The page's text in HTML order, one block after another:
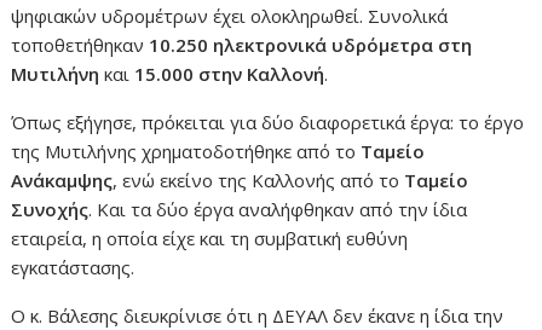
ψηφιακών υδρομέτρων έχει ολοκληρωθεί. Συνολικά
τοποθετήθηκαν 10.250 ηλεκτρονικά υδρόμετρα στη
Μυτιλήνη και 15.000 στην Καλλονή.
Όπως εξήγησε, πρόκειται για δύο διαφορετικά έργα: το έργο
της Μυτιλήνης χρηματοδοτήθηκε από το Ταμείο
Ανάκαμψης, ενώ εκείνο της Καλλονής από το Ταμείο
Συνοχής. Και τα δύο έργα αναλήφθηκαν από την ίδια
εταιρεία, η οποία είχε και τη συμβατική ευθύνη
εγκατάστασης.
Ο κ. Βάλεσης διευκρίνισε ότι η ΔΕΥΑΛ δεν έκανε η ίδια την